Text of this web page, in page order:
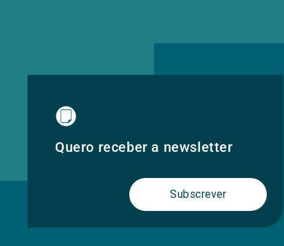
Quero receber a newsletter
Subscrever